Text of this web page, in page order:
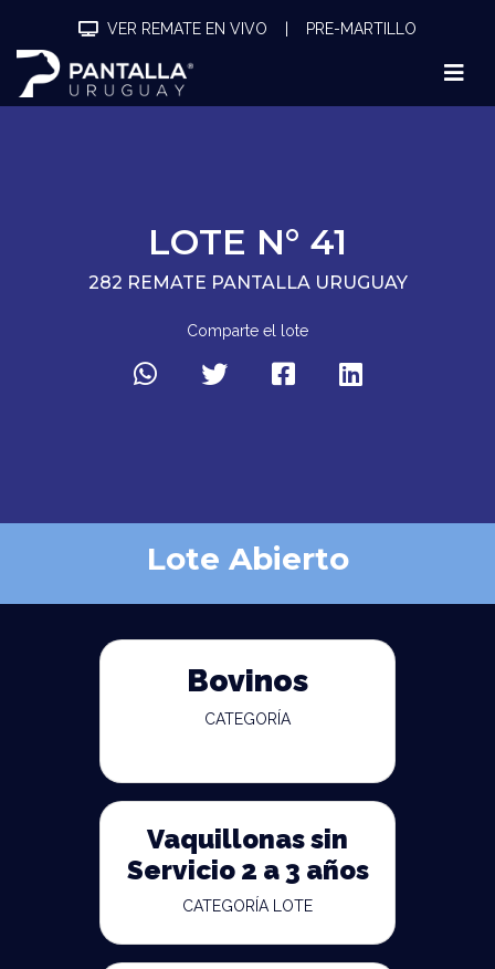
VER REMATE EN VIVO PRE-MARTILLO
LOTE N° 41
282 REMATE PANTALLA URUGUAY
Comparte el lote
Lote Abierto
Bovinos
CATEGORÍA
Vaquillonas sin
Servicio 2 a 3 años
CATEGORÍA LOTE